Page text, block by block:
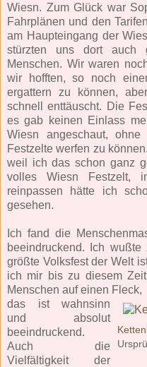
Wiesn. Zum Glück war
Fahrplänen und den
am Haupteingang der
stürzten uns dort auch
Menschen. Wir waren
wir hofften, so noch
ergattern zu können,
schnell enttäuscht. Die
es gab keinen Einlass
Wiesn angeschaut,
Festzelte werfen zu
weil ich das schon ganz
volles Wiesn Festzelt,
reinpassen hätte ich
gesehen.
Ich fand die
beeindruckend. Ich
größte Volksfest der Welt
ich mir bis zu diesem
Menschen auf einen Fleck,
das ist wahnsinn
und absolut
beeindruckend.
Auch die
Vielfältigkeit der